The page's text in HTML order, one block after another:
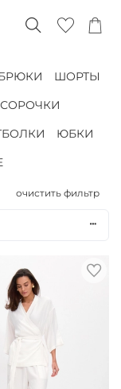
ШОРТЫ
ЮБКИ
очистить фильтр